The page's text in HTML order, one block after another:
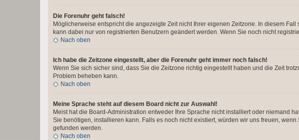
Die Forenuhr geht falsch!
Möglicherweise entspricht die angezeigte Zeit nicht Ihrer eigenen Zeitzone. In diesem
kann dabei nur von registrierten Benutzern geändert werden. Wenn Sie noch nicht
Nach oben
Ich habe die Zeitzone eingestellt, aber die Forenuhr geht immer noch falsch!
Wenn Sie sich sicher sind, dass Sie die Zeitzone richtig eingestellt haben und die Zeit
Problem beheben kann.
Nach oben
Meine Sprache steht auf diesem Board nicht zur Auswahl!
Meist hat die Board-Administration entweder Ihre Sprache nicht installiert oder niemand
Sie benötigen, installieren kann. Falls es noch nicht existiert, würden wir uns freuen,
gefunden werden.
Nach oben